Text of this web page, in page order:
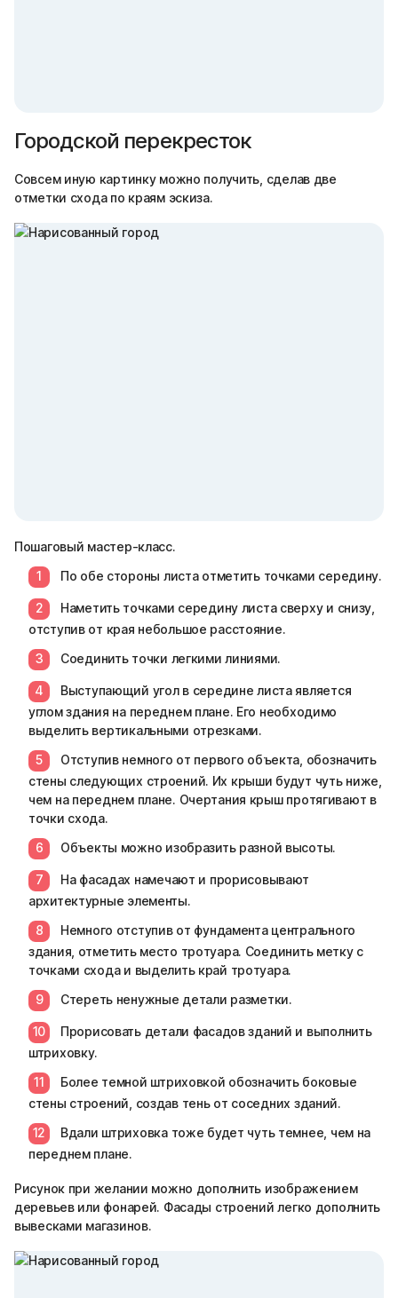
Городской перекресток
Совсем иную картинку можно получить, сделав две
отметки схода по краям эскиза.
Пошаговый мастер-класс.
По обе стороны листа отметить точками середину.
Наметить точками середину листа сверху и снизу,
отступив от края небольшое расстояние.
Соединить точки легкими линиями.
Выступающий угол в середине листа является
углом здания на переднем плане. Его необходимо
выделить вертикальными отрезками.
Отступив немного от первого объекта, обозначить
стены следующих строений. Их крыши будут чуть ниже,
чем на переднем плане. Очертания крыш протягивают в
точки схода.
Объекты можно изобразить разной высоты.
На фасадах намечают и прорисовывают
архитектурные элементы.
Немного отступив от фундамента центрального
здания, отметить место тротуара. Соединить метку с
точками схода и выделить край тротуара.
Стереть ненужные детали разметки.
Прорисовать детали фасадов зданий и выполнить
штриховку.
Более темной штриховкой обозначить боковые
стены строений, создав тень от соседних зданий.
Вдали штриховка тоже будет чуть темнее, чем на
переднем плане.
Рисунок при желании можно дополнить изображением
деревьев или фонарей. Фасады строений легко дополнить
вывесками магазинов.